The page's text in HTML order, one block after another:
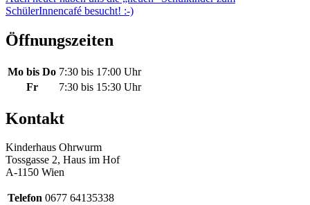
SchülerInnencafé besucht! :-)
Öffnungszeiten
Mo bis Do 7:30 bis 17:00 Uhr
Fr
7:30 bis 15:30 Uhr
Kontakt
Kinderhaus Ohrwurm
Tossgasse 2, Haus im Hof
A-1150 Wien
Telefon 0677 64135338